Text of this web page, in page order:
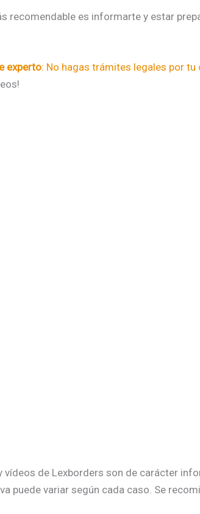
recomendable es informarte y estar
experto: No hagas trámites legales por tu
vídeos de Lexborders son de carácter
puede variar según cada caso. Se